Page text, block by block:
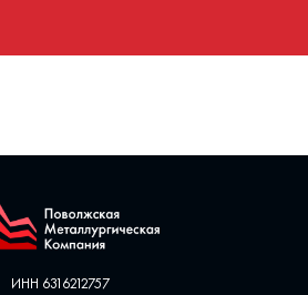
ИНН 6316212757